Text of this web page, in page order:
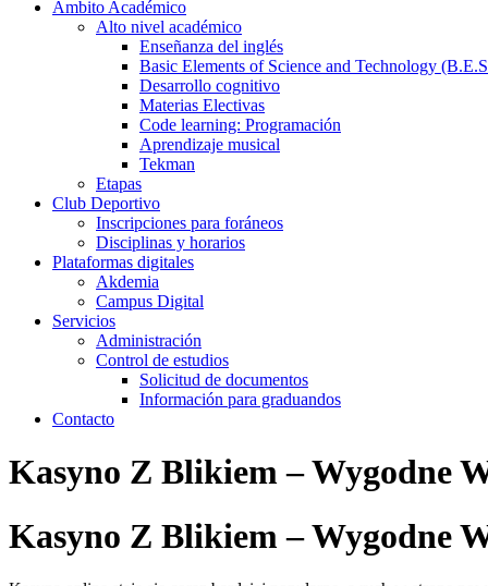
Ámbito Académico
Alto nivel académico
Enseñanza del inglés
Basic Elements of Science and Technology
Desarrollo cognitivo
Materias Electivas
Code learning: Programación
Aprendizaje musical
Tekman
Etapas
Club Deportivo
Inscripciones para foráneos
Disciplinas y horarios
Plataformas digitales
Akdemia
Campus Digital
Servicios
Administración
Control de estudios
Solicitud de documentos
Información para graduandos
Contacto
Kasyno Z Blikiem – Wygodne
Kasyno Z Blikiem – Wygodne